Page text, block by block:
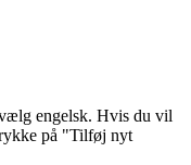
engelsk. Hvis du vil
på "Tilføj nyt